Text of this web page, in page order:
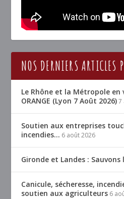
NOS DERNIERS ARTICLES
Le Rhône et la Métropole en
ORANGE (Lyon 7 Août 2026) 7
Soutien aux entreprises
incendies… 6 août 2026
Gironde et Landes : Sauvons
Canicule, sécheresse,
soutien aux agriculteurs 6